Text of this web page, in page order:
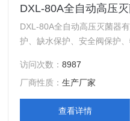
DXL-80A全自动高压
DXL-80A全自动高压灭菌器
护、缺水保护、安全阀保护
路保护、漏电保护。
访问次数：8987
厂商性质：生产厂家
查看详情